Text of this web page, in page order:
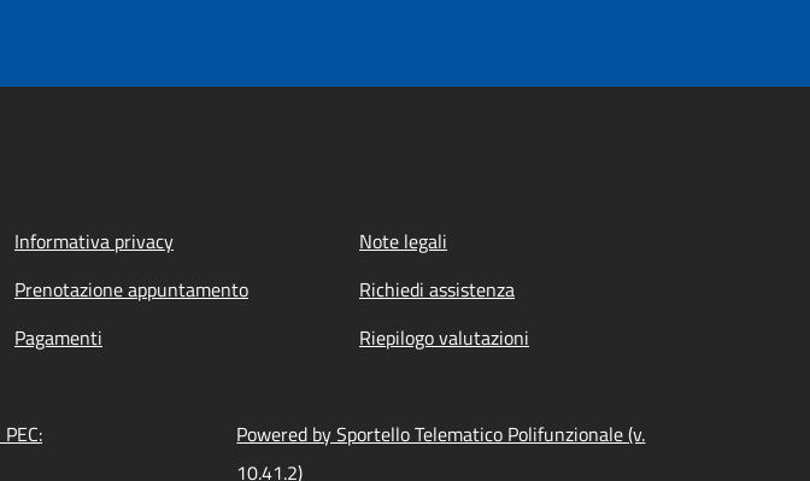
Informativa privacy
Note legali
Prenotazione appuntamento
Richiedi assistenza
Pagamenti
Riepilogo valutazioni
Powered by Sportello Telematico Polifunzionale (v.
10.41.2)